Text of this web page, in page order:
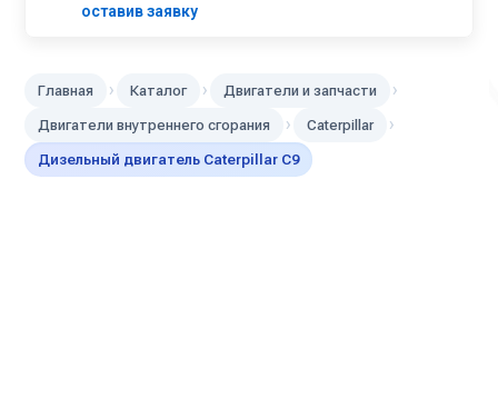
оставив заявку
Главная › Каталог › Двигатели и запчасти ›
Двигатели внутреннего сгорания › Caterpillar ›
Дизельный двигатель Caterpillar C9